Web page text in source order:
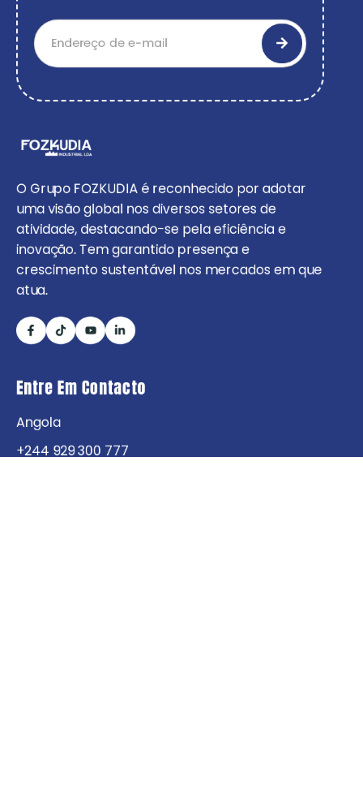
O Grupo FOZKUDIA é reconhecido por adotar
uma visão global nos diversos setores de
atividade, destacando-se pela eficiência e
inovação. Tem garantido presença e
crescimento sustentável nos mercados em que
atua.
Entre Em Contacto
Angola
+244 929 300 777